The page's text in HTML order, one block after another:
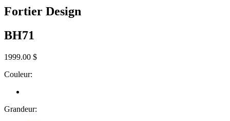
Fortier Design
BH71
1999.00 $
Couleur:
Grandeur: